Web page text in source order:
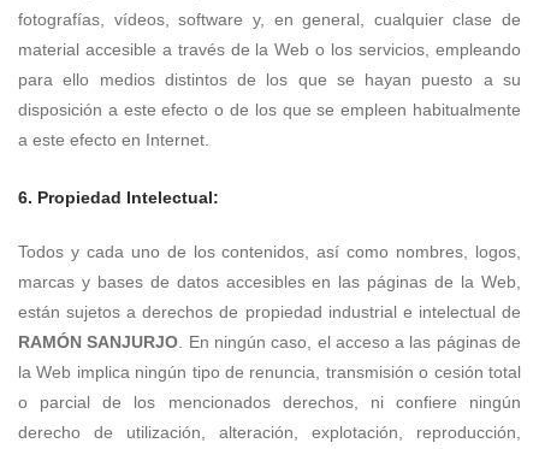
fotografías, vídeos, software y, en general, cualquier clase de
material accesible a través de la Web o los servicios, empleando
para ello medios distintos de los que se hayan puesto a su
disposición a este efecto o de los que se empleen habitualmente
a este efecto en Internet.
6. Propiedad Intelectual:
Todos y cada uno de los contenidos, así como nombres, logos,
marcas y bases de datos accesibles en las páginas de la Web,
están sujetos a derechos de propiedad industrial e intelectual de
RAMÓN SANJURJO . En ningún caso, el acceso a las páginas de
la Web implica ningún tipo de renuncia, transmisión o cesión total
o parcial de los mencionados derechos, ni confiere ningún
derecho de utilización, alteración, explotación, reproducción,